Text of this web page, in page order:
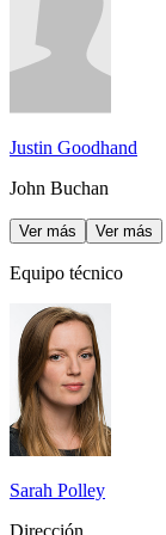
Justin Goodhand
John Buchan
Ver más Ver más
Equipo técnico
Sarah Polley
Dirección